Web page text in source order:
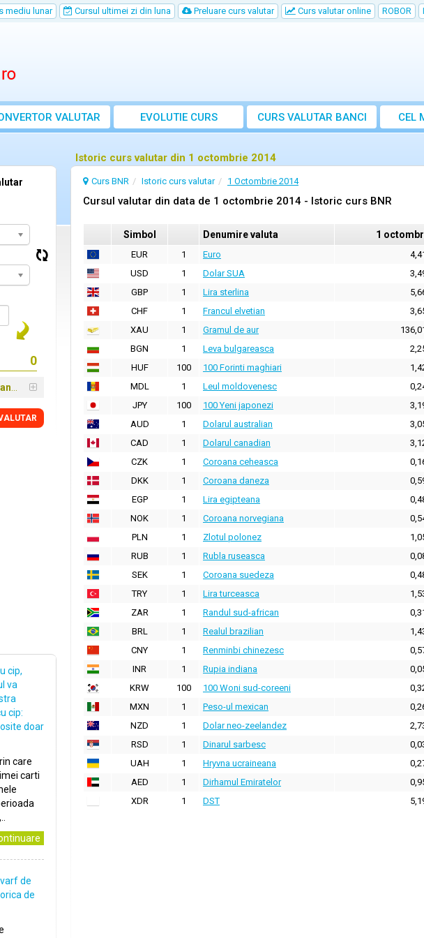
mediu lunar Cursul ultimei zi din luna Preluare curs valutar Curs valutar online ROBOR
VALUTAR EVOLUTIE CURS CURS VALUTAR BANCI CEL
Istoric curs valutar din 1 octombrie 2014
Curs BNR Istoric curs valutar 1 Octombrie 2014
Cursul valutar din data de 1 octombrie 2014 - Istoric curs BNR
Simbol Denumire valuta 1
EUR 1 Euro
USD
1 Dolar SUA
GBP
1 Lira sterlina
CHF
1 Francul elvetian
XAU
1 Gramul de aur
BGN
1 Leva bulgareasca
HUF
100 100 Forinti maghiari
MDL
1 Leul moldovenesc
JPY
100 100 Yeni japonezi
AUD
1 Dolarul australian
CAD
1 Dolarul canadian
CZK
1 Coroana ceheasca
DKK
1 Coroana daneza
EGP
1 Lira egipteana
NOK
1 Coroana norvegiana
PLN
1 Zlotul polonez
RUB
1 Rubla ruseasca
SEK
1 Coroana suedeza
TRY
1 Lira turceasca
ZAR
1 Randul sud-african
BRL
1 Realul brazilian
CNY
1 Renminbi chinezesc
INR
1 Rupia indiana
KRW
100 100 Woni sud-coreeni
MXN
1 Peso-ul mexican
NZD
1 Dolar neo-zeelandez
RSD
1 Dinarul sarbesc
UAH
1 Hryvna ucraineana
AED
1 Dirhamul Emiratelor
XDR
1 DST
cip,
va
cip:
doar
care
carti
de
de